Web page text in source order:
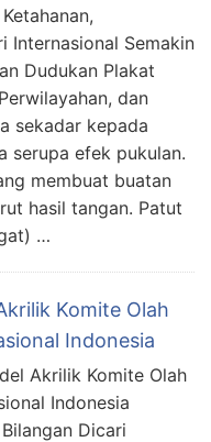
Internasional Semakin
Dudukan Plakat
dan
sekadar kepada
serupa efek pukulan.
membuat buatan
hasil tangan. Patut
…
Komite Olah
Indonesia
Akrilik Komite Olah
Indonesia
Dicari